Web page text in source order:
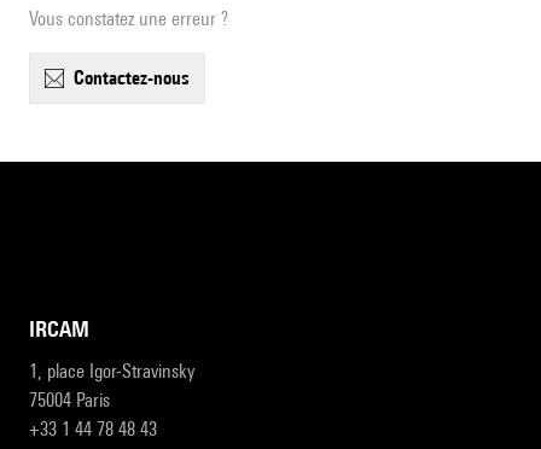
Vous constatez une erreur ?
contactez-nous
IRCAM
1, place Igor-Stravinsky
75004 Paris
+33 1 44 78 48 43